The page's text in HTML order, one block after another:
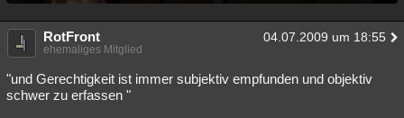
RotFront 04.07.2009 um 18:55
ehemaliges Mitglied
"und Gerechtigkeit ist immer subjektiv empfunden und objektiv
schwer zu erfassen "